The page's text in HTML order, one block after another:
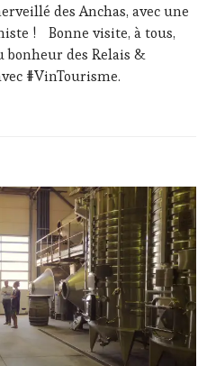
des Anchas, avec une
! Bonne visite, à tous,
bonheur des Relais &
#VinTourisme.
Luxury Travel Market,